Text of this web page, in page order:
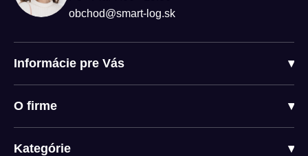
obchod@smart-log.sk
Informácie pre Vás ▾
O firme ▾
Kategórie ▾